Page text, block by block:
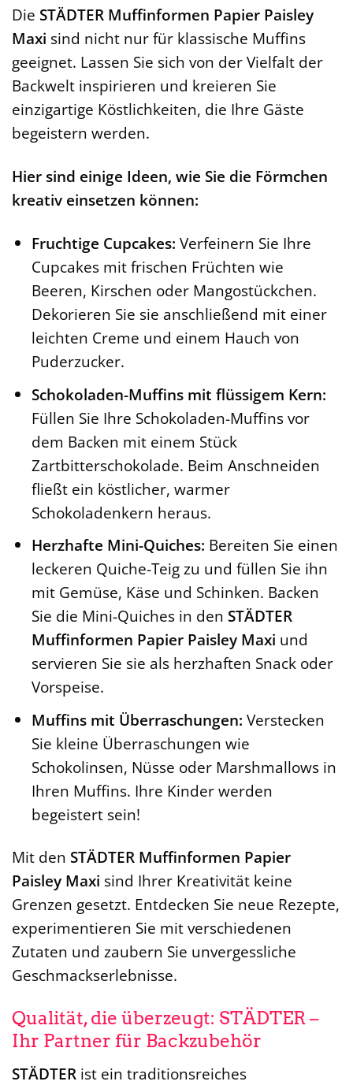
Die STÄDTER Muffinformen Papier Paisley
Maxi sind nicht nur für klassische Muffins
geeignet. Lassen Sie sich von der Vielfalt der
Backwelt inspirieren und kreieren Sie
einzigartige Köstlichkeiten, die Ihre Gäste
begeistern werden.
Hier sind einige Ideen, wie Sie die Förmchen
kreativ einsetzen können:
Fruchtige Cupcakes: Verfeinern Sie Ihre
Cupcakes mit frischen Früchten wie
Beeren, Kirschen oder Mangostückchen.
Dekorieren Sie sie anschließend mit einer
leichten Creme und einem Hauch von
Puderzucker.
Schokoladen-Muffins mit flüssigem Kern:
Füllen Sie Ihre Schokoladen-Muffins vor
dem Backen mit einem Stück
Zartbitterschokolade. Beim Anschneiden
fließt ein köstlicher, warmer
Schokoladenkern heraus.
Herzhafte Mini-Quiches: Bereiten Sie einen
leckeren Quiche-Teig zu und füllen Sie ihn
mit Gemüse, Käse und Schinken. Backen
Sie die Mini-Quiches in den STÄDTER
Muffinformen Papier Paisley Maxi und
servieren Sie sie als herzhaften Snack oder
Vorspeise.
Muffins mit Überraschungen: Verstecken
Sie kleine Überraschungen wie
Schokolinsen, Nüsse oder Marshmallows in
Ihren Muffins. Ihre Kinder werden
begeistert sein!
Mit den STÄDTER Muffinformen Papier
Paisley Maxi sind Ihrer Kreativität keine
Grenzen gesetzt. Entdecken Sie neue Rezepte,
experimentieren Sie mit verschiedenen
Zutaten und zaubern Sie unvergessliche
Geschmackserlebnisse.
Qualität, die überzeugt: STÄDTER –
Ihr Partner für Backzubehör
STÄDTER ist ein traditionsreiches